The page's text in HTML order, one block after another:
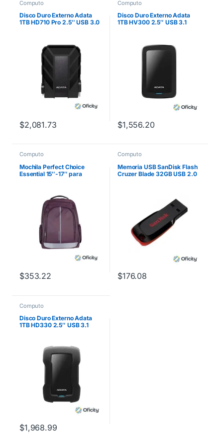
Computo
Disco Duro Externo Adata
1TB HD710 Pro 2.5″ USB 3.0
$2,081.73
Computo
Disco Duro Externo Adata
1TB HV300 2.5″ USB 3.1
$1,556.20
Computo
Mochila Perfect Choice
Essential 15″-17″ para
$353.22
Computo
Memoria USB SanDisk Flash
Cruzer Blade 32GB USB 2.0
$176.08
Computo
Disco Duro Externo Adata
1TB HD330 2.5″ USB 3.1
$1,968.99